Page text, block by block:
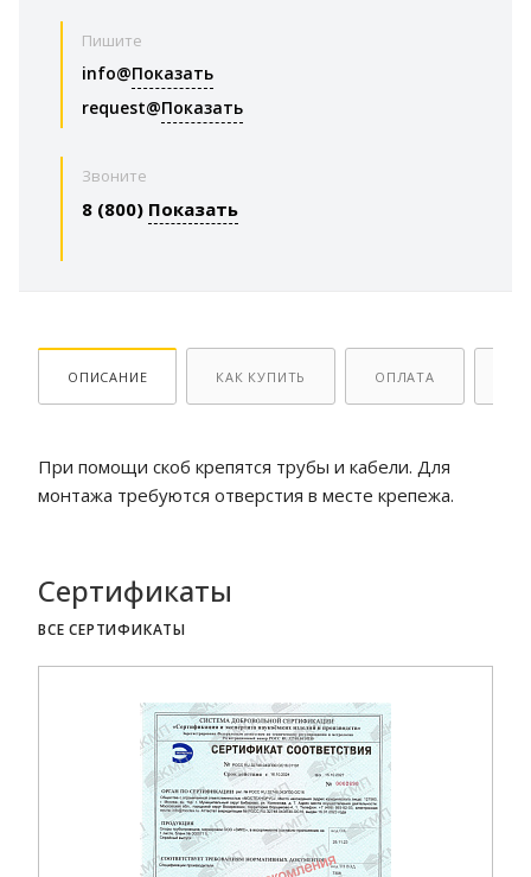
Пишите
info@Показать
request@Показать
Звоните
8 (800) Показать
ОПИСАНИЕ КАК КУПИТЬ ОПЛАТА
При помощи скоб крепятся трубы и кабели. Для
монтажа требуются отверстия в месте крепежа.
Сертификаты
ВСЕ СЕРТИФИКАТЫ